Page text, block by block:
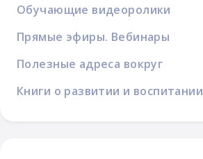
Обучающие видеоролики
Прямые эфиры. Вебинары
Полезные адреса вокруг
Книги о развитии и воспитании